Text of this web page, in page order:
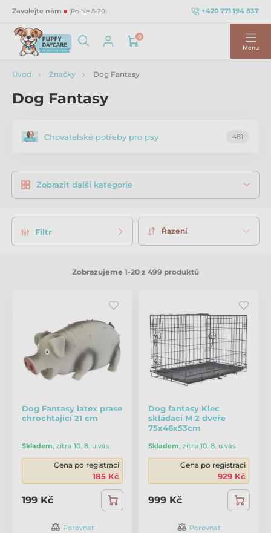
Zavolejte nám (Po-Ne 8-20) +420 771 194 837
0
Menu
Úvod Značky Dog Fantasy
Dog Fantasy
Chovatelské potřeby pro psy 481
Zobrazit další kategorie
Filtr Řazení
Zobrazujeme 1-20 z 499 produktů
Dog Fantasy latex prase
chrochtající 21 cm
Skladem, zítra 10. 8. u vás
Cena po registraci
185 Kč
199 Kč
Porovnat
Dog fantasy Klec
skládací M 2 dveře
75x46x53cm
Skladem, zítra 10. 8. u vás
Cena po registraci
929 Kč
999 Kč
Porovnat